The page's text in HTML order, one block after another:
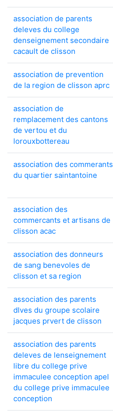
association de parents
deleves du college
denseignement secondaire
cacault de clisson
association de prevention
de la region de clisson aprc
association de
remplacement des cantons
de vertou et du
lorouxbottereau
association des commerants
du quartier saintantoine
association des
commercants et artisans de
clisson acac
association des donneurs
de sang benevoles de
clisson et sa region
association des parents
dlves du groupe scolaire
jacques prvert de clisson
association des parents
deleves de lenseignement
libre du college prive
immaculee conception apel
du college prive immaculee
conception